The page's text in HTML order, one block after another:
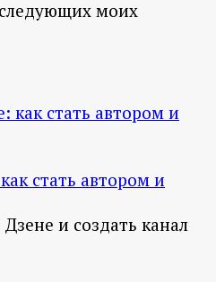
моих
стать автором и
и создать канал